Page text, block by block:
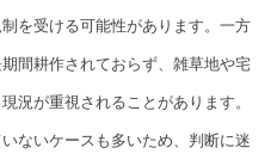
を受ける可能性があります。一方
間耕作されておらず、雑草地や宅
況が重視されることがあります。
ないケースも多いため、判断に迷